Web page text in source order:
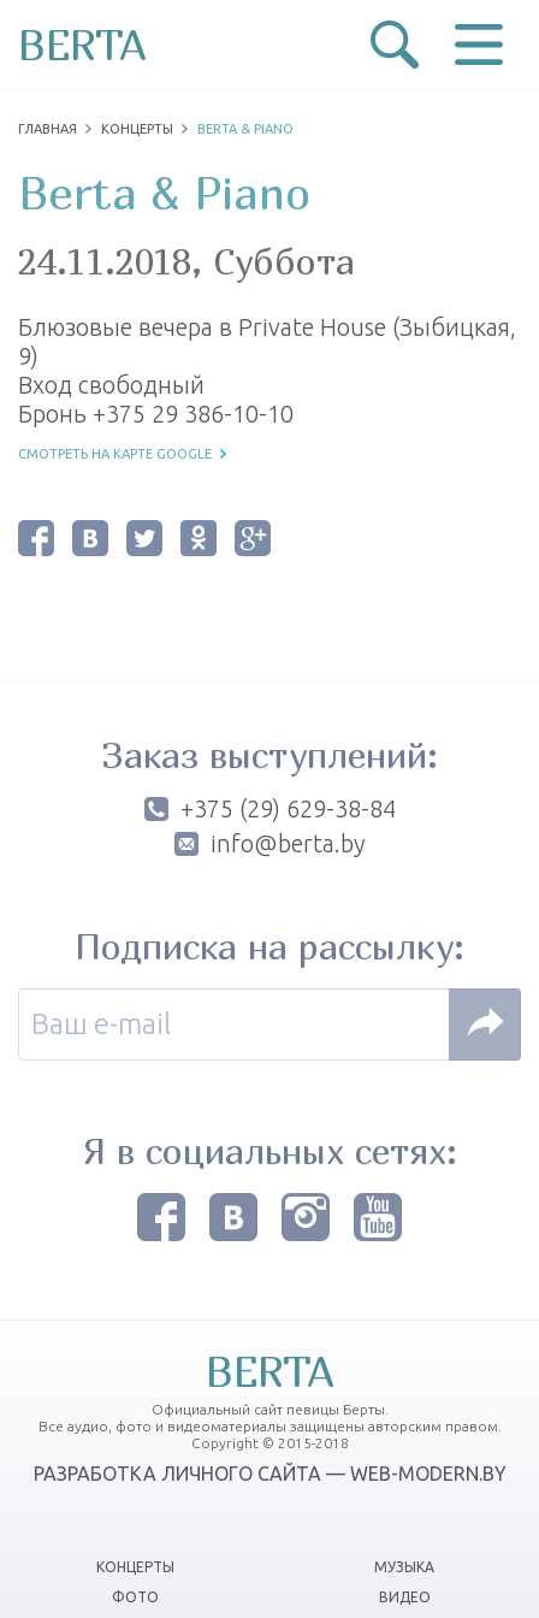
BERTA
ГЛАВНАЯ КОНЦЕРТЫ BERTA & PIANO
Berta & Piano
24.11.2018, Суббота
Блюзовые вечера в Private House (Зыбицкая,
9)
Вход свободный
Бронь +375 29 386-10-10
СМОТРЕТЬ НА КАРТЕ GOOGLE
Заказ выступлений:
+375 (29) 629-38-84
info@berta.by
Подписка на рассылку:
Я в социальных сетях:
BERTA
Официальный сайт певицы Берты.
Все аудио, фото и видеоматериалы защищены авторским правом.
Copyright © 2015-2018
РАЗРАБОТКА ЛИЧНОГО САЙТА — WEB-MODERN.BY
КОНЦЕРТЫ
ФОТО
МУЗЫКА
ВИДЕО